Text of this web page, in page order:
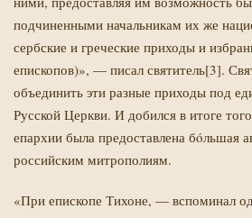
подчиненными начальникам их же
сербские и греческие приходы и
епископов)», — писал святитель[3].
объединить эти разные приходы под
Русской Церкви. И добился в итоге
епархии была предоставлена бóльшая
российским митрополиям.
«При епископе Тихоне, — вспоминал